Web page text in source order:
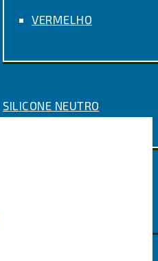
VERMELHO
SILICONE NEUTRO